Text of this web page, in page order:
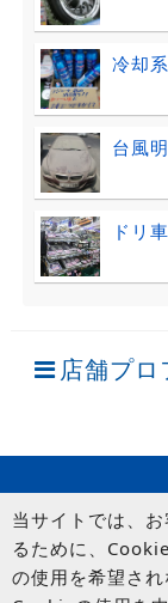
冷却系
台風
ドリ
店舗プロ
当サイトでは、
るために、
の使用を希望さ